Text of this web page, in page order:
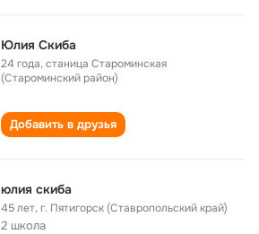
Юлия Скиба
24 года,станица Староминская
(Староминский район)
Добавить в друзья
юлия скиба
45 лет,г. Пятигорск (Ставропольский край)
2 школа